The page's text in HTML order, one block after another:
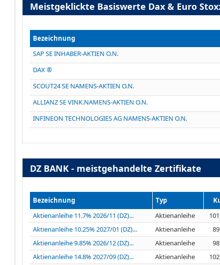
Meistgeklickte Basiswerte Dax & Euro
Bezeichnung
SAP SE INHABER-AKTIEN O.N.
DAX ®
SCOUT24 SE NAMENS-AKTIEN O.N.
ALLIANZ SE VINK.NAMENS-AKTIEN O.N.
INFINEON TECHNOLOGIES AG NAMENS-AKTIEN O.N.
DZ BANK - meistgehandelte Zertifikate
Bezeichnung Typ
Aktienanleihe 11.7% 2026/11 (DZ)...
Aktienanleihe
Aktienanleihe 10.25% 2027/01 (DZ)...
Aktienanleihe
Aktienanleihe 9.85% 2026/12 (DZ)...
Aktienanleihe
Aktienanleihe 14.8% 2027/09 (DZ)...
Aktienanleihe